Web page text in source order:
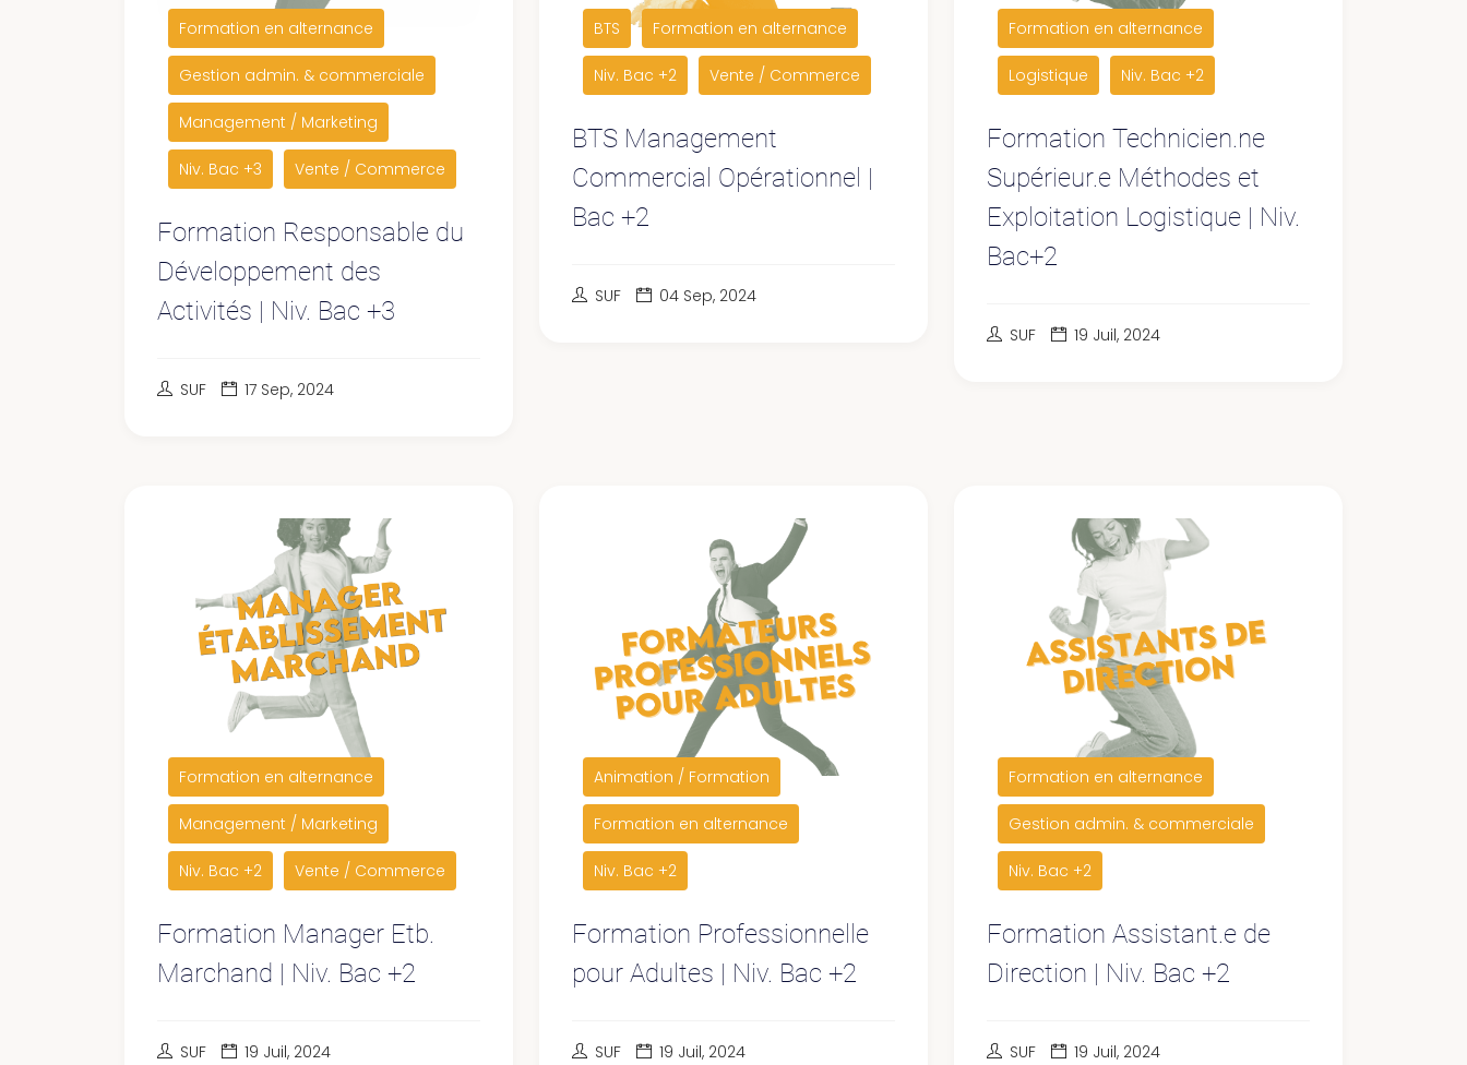
Formation en alternance
Gestion admin. & commerciale
Management / Marketing
Niv. Bac +3 Vente / Commerce
Formation Responsable du
Développement des
Activités | Niv. Bac +3
SUF 17 Sep, 2024
BTS Formation en alternance
Niv. Bac +2 Vente / Commerce
BTS Management
Commercial Opérationnel |
Bac +2
SUF 04 Sep, 2024
Formation en alternance
Logistique Niv. Bac +2
Formation Technicien.ne
Supérieur.e Méthodes et
Exploitation Logistique | Niv.
Bac+2
SUF 19 Juil, 2024
Formation en alternance
Management / Marketing
Niv. Bac +2 Vente / Commerce
Formation Manager Etb.
Marchand | Niv. Bac +2
SUF 19 Juil, 2024
Animation / Formation
Formation en alternance
Niv. Bac +2
Formation Professionnelle
pour Adultes | Niv. Bac +2
SUF 19 Juil, 2024
Formation en alternance
Gestion admin. & commerciale
Niv. Bac +2
Formation Assistant.e de
Direction | Niv. Bac +2
SUF 19 Juil, 2024